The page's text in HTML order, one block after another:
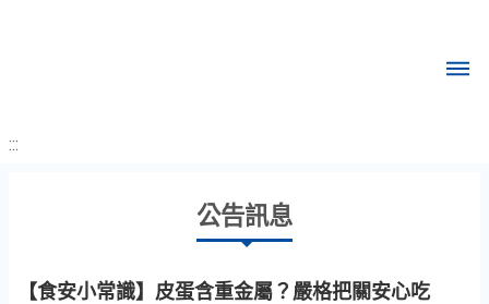
:::
公告訊息
【食安小常識】皮蛋含重金屬？嚴格把關安心吃